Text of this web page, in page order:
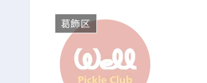
葛飾区